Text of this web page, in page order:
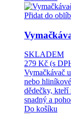
Přidat do
SKLADEM
279 Kč (s
Vymačkávač
nebo
dědečky, kteří
snadný a
Do košíku